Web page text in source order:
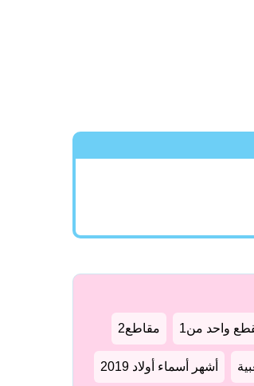
واحد من1 مقاطع2
أشهر أسماء أولاد 2019